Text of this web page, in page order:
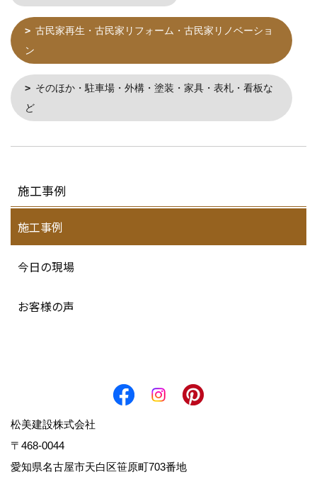
古民家再生・古民家リフォーム・古民家リノベーショ
ン
そのほか・駐車場・外構・塗装・家具・表札・看板な
ど
施工事例
施工事例
今日の現場
お客様の声
松美建設株式会社
〒468-0044
愛知県名古屋市天白区笹原町703番地